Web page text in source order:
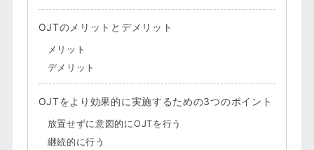
OJTのメリットとデメリット
メリット
デメリット
OJTをより効果的に実施するための3つのポイント
放置せずに意図的にOJTを行う
継続的に行う